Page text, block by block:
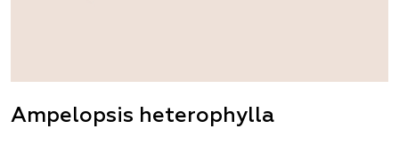
Ampelopsis heterophylla